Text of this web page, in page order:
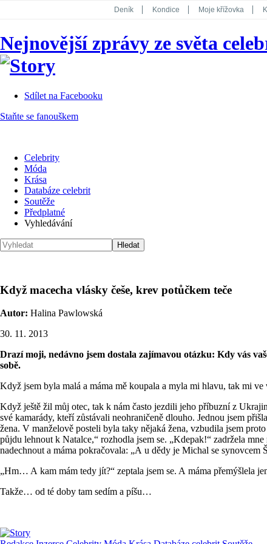
Deník Kondice Moje křížovka
Koktejl
Nejnovější zprávy ze světa
Sdílet na Facebooku
Staňte se fanouškem
Celebrity
Móda
Krása
Databáze celebrit
Soutěže
Předplatné
Vyhledávání
Když macecha vlásky češe, krev potůčkem teče
Autor: Halina Pawlowská
30. 11. 2013
Drazí moji, nedávno jsem dostala zajímavou otázku: Kdy vás
sobě.
Když jsem byla malá a máma mě koupala a myla mi hlavu, tak mi
Když ještě žil můj otec, tak k nám často jezdili jeho příbuzní z
své kamarády, kteří zůstávali neohraničeně dlouho. Jednou jsem
žena. V manželově posteli byla taky nějaká žena, vzbudila jsem
půjdu lehnout k Natalce,“ rozhodla jsem se. „Kdepak!“ zadržela
nadechnout a máma pokračovala: „A u dědy je Michal se
„Hm… A kam mám tedy jít?“ zeptala jsem se. A máma přemýšlela
Takže… od té doby tam sedím a píšu…